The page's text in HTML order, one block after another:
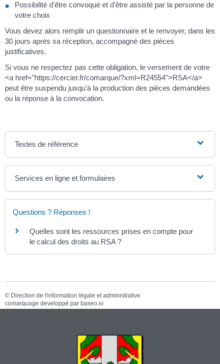
Possibilité d'être convoqué et d'être assisté par la personne de
votre choix
Vous devez alors remplir un questionnaire et le renvoyer, dans les
30 jours après sa réception, accompagné des pièces
justificatives.
Si vous ne respectez pas cette obligation, le versement de votre
<a href="https://cercier.fr/comarque/?xml=R24554">RSA</a>
peut être suspendu jusqu'à la production des pièces demandées
ou la réponse à la convocation.
Textes de référence
Services en ligne et formulaires
Questions ? Réponses !
Quelles sont les ressources prises en compte pour
le calcul des droits au RSA ?
© Direction de l'information légale et administrative
comarquage developpé par baseo.io